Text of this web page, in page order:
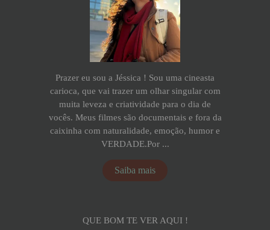
Prazer eu sou a Jéssica ! Sou uma cineasta
carioca, que vai trazer um olhar singular com
muita leveza e criatividade para o dia de
vocês. Meus filmes são documentais e fora da
caixinha com naturalidade, emoção, humor e
VERDADE.Por ...
Saiba mais
QUE BOM TE VER AQUI !